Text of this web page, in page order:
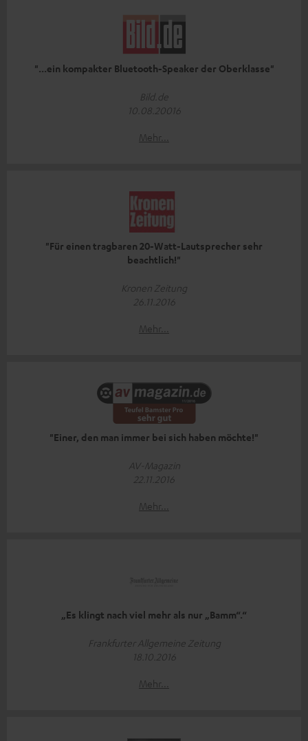
"...ein kompakter Bluetooth-Speaker der Oberklasse"
Bild.de
10.08.20016
Mehr...
"Für einen tragbaren 20-Watt-Lautsprecher sehr
beachtlich!"
Kronen Zeitung
26.11.2016
Mehr...
"Einer, den man immer bei sich haben möchte!"
AV-Magazin
22.11.2016
Mehr...
„Es klingt nach viel mehr als nur „Bamm“.“
Frankfurter Allgemeine Zeitung
18.10.2016
Mehr...